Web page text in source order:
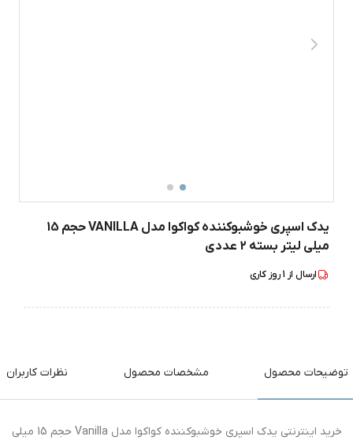
یدک اسپری خوشبوکننده کواکوا مدل VANILLA حجم 15
میلی لیتر بسته 2 عددی
ارسال از 1روز کاری
توضیحات محصول مشخصات محصول نظرات کاربران
خرید اینترنتی یدک اسپری خوشبوکننده کواکوا مدل Vanilla حجم 15 میلی